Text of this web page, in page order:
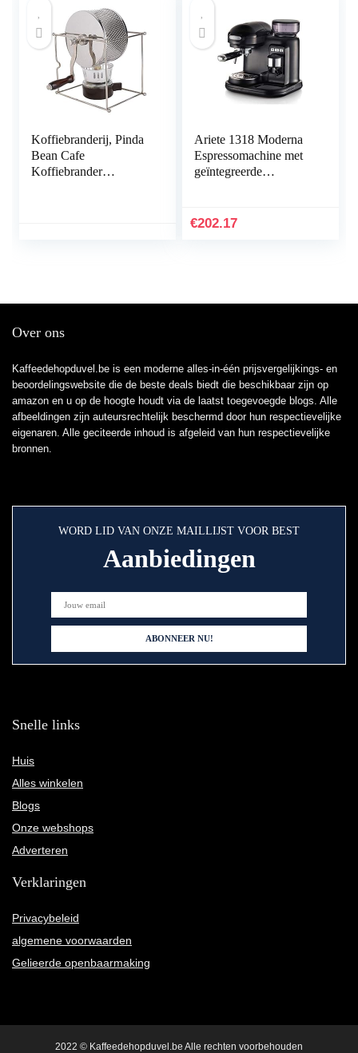
Koffiebranderij, Pinda
Bean Cafe
Koffiebrander
Ariete 1318 Moderna
Espressomachine met
geïntegreerde
koffie,
€202.17
Over ons
Kaffeedehopduvel.be is een moderne alles-in-één prijsvergelijkings- en
beoordelingswebsite die de beste deals biedt die beschikbaar zijn op
amazon en u op de hoogte houdt via de laatst toegevoegde blogs. Alle
afbeeldingen zijn auteursrechtelijk beschermd door hun respectievelijke
eigenaren. Alle geciteerde inhoud is afgeleid van hun respectievelijke
bronnen.
WORD LID VAN ONZE MAILLIJST VOOR BEST
Aanbiedingen
Snelle links
Huis
Alles winkelen
Blogs
Onze webshops
Adverteren
Verklaringen
Privacybeleid
algemene voorwaarden
Gelieerde openbaarmaking
2022 © Kaffeedehopduvel.be Alle rechten voorbehouden